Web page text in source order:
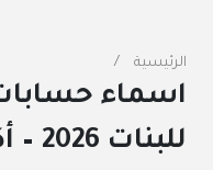
الرئيسية
اسماء